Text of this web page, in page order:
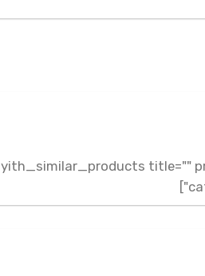
[yith_similar_products title=""